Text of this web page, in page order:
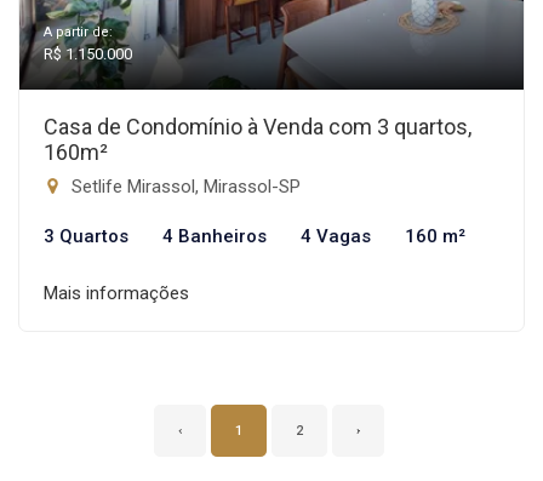
A partir de:
R$ 1.150.000
Casa de Condomínio à Venda com 3 quartos,
160m²
Setlife Mirassol, Mirassol-SP
3 Quartos 4 Banheiros 4 Vagas 160 m²
Mais informações
‹ 1 2 ›